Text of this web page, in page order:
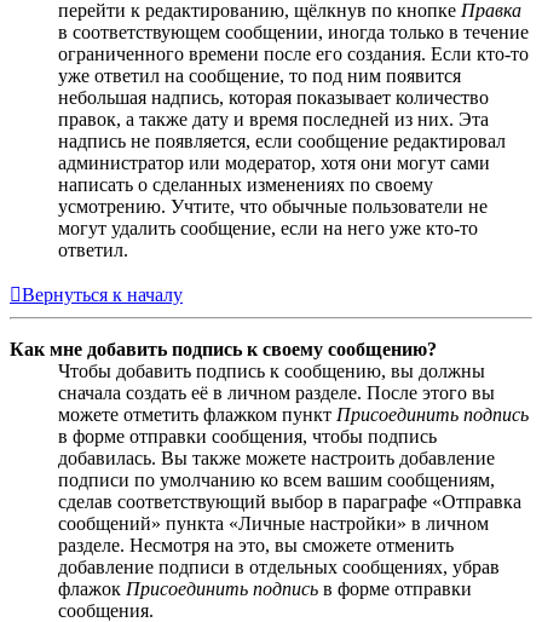
перейти к редактированию, щёлкнув по кнопке Правка
в соответствующем сообщении, иногда только в течение
ограниченного времени после его создания. Если кто-то
уже ответил на сообщение, то под ним появится
небольшая надпись, которая показывает количество
правок, а также дату и время последней из них. Эта
надпись не появляется, если сообщение редактировал
администратор или модератор, хотя они могут сами
написать о сделанных изменениях по своему
усмотрению. Учтите, что обычные пользователи не
могут удалить сообщение, если на него уже кто-то
ответил.
Вернуться к началу
Как мне добавить подпись к своему сообщению?
Чтобы добавить подпись к сообщению, вы должны
сначала создать её в личном разделе. После этого вы
можете отметить флажком пункт Присоединить подпись
в форме отправки сообщения, чтобы подпись
добавилась. Вы также можете настроить добавление
подписи по умолчанию ко всем вашим сообщениям,
сделав соответствующий выбор в параграфе «Отправка
сообщений» пункта «Личные настройки» в личном
разделе. Несмотря на это, вы сможете отменить
добавление подписи в отдельных сообщениях, убрав
флажок Присоединить подпись в форме отправки
сообщения.